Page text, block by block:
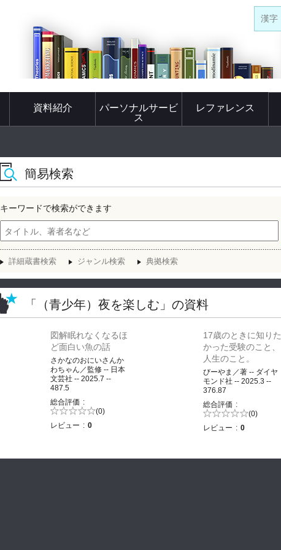
資料紹介
パーソナルサービ
ス
レファレンス
漢字
簡易検索
キーワードで検索ができます
詳細蔵書検索 ジャンル検索 典拠検索
「（青少年）夜を楽しむ」の資料
図解眠れなくなるほ
ど面白い魚の話
さかなのおにいさんか
わちゃん／監修 -- 日本
文芸社 -- 2025.7 --
487.5
総合評価
5段階評価の (0)
レビュー
0
17歳のときに知りた
かった受験のこと、
人生のこと。
びーやま／著 -- ダイヤ
モンド社 -- 2025.3 --
376.87
総合評価
5段階評価の (0)
レビュー
0